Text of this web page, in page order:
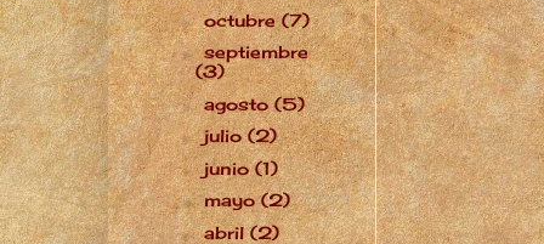
►octubre(7)
►septiembre
(3)
►agosto(5)
►julio(2)
►junio(1)
►mayo(2)
►abril(2)